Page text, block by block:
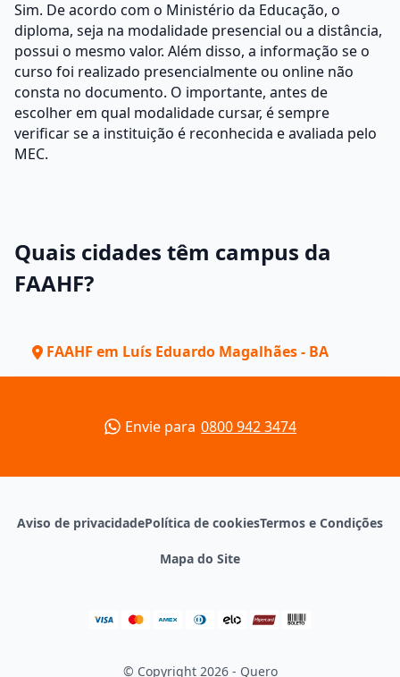
Sim. De acordo com o Ministério da Educação, o
diploma, seja na modalidade presencial ou a distância,
possui o mesmo valor. Além disso, a informação se o
curso foi realizado presencialmente ou online não
consta no documento. O importante, antes de
escolher em qual modalidade cursar, é sempre
verificar se a instituição é reconhecida e avaliada pelo
MEC.
Quais cidades têm campus da
FAAHF?
FAAHF em Luís Eduardo Magalhães - BA
Envie para 0800 942 3474
Aviso de privacidadePolítica de cookiesTermos e Condições
Mapa do Site
© Copyright 2026 - Quero